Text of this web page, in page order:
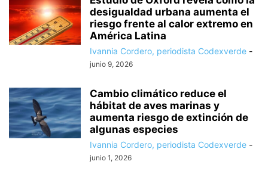
desigualdad urbana aumenta el
riesgo frente al calor extremo en
América Latina
Ivannia Cordero, periodista Codexverde -
junio 9, 2026
Cambio climático reduce el
hábitat de aves marinas y
aumenta riesgo de extinción de
algunas especies
Ivannia Cordero, periodista Codexverde -
junio 1, 2026